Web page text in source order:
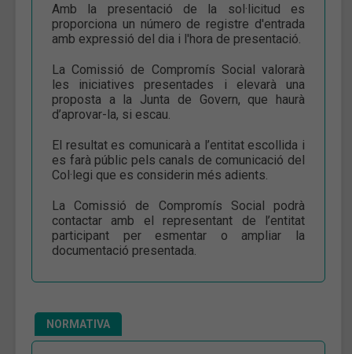
Amb la presentació de la sol·licitud es
proporciona un número de registre d'entrada
amb expressió del dia i l'hora de presentació.
La Comissió de Compromís Social valorarà
les iniciatives presentades i elevarà una
proposta a la Junta de Govern, que haurà
d’aprovar-la, si escau.
El resultat es comunicarà a l’entitat escollida i
es farà públic pels canals de comunicació del
Col·legi que es considerin més adients.
La Comissió de Compromís Social podrà
contactar amb el representant de l’entitat
participant per esmentar o ampliar la
documentació presentada.
NORMATIVA